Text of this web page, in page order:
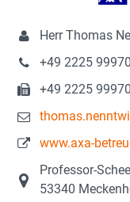
Herr Thomas
+49 2225
+49 2225
www.axa-
Professor-
53340